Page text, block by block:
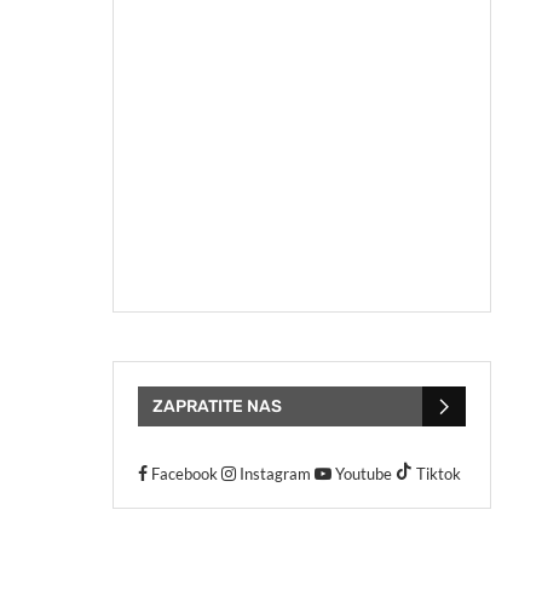
ZAPRATITE NAS
Facebook Instagram Youtube Tiktok